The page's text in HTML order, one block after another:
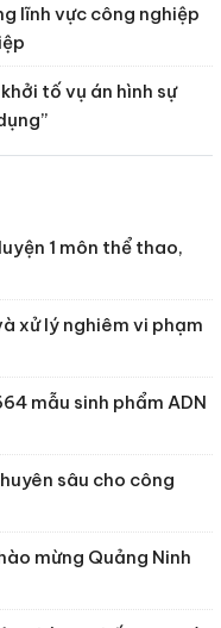
lĩnh vực công nghiệp
tố vụ án hình sự
1 môn thể thao,
xử lý nghiêm vi phạm
mẫu sinh phẩm ADN
sâu cho công
mừng Quảng Ninh